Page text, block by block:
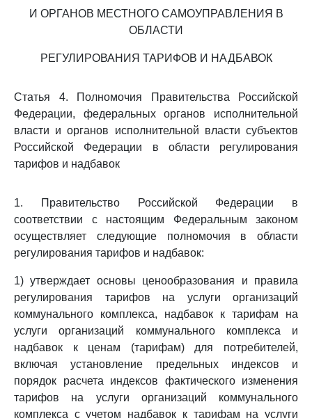
И ОРГАНОВ МЕСТНОГО САМОУПРАВЛЕНИЯ В
ОБЛАСТИ
РЕГУЛИРОВАНИЯ ТАРИФОВ И НАДБАВОК
Статья 4. Полномочия Правительства Российской
Федерации, федеральных органов исполнительной
власти и органов исполнительной власти субъектов
Российской Федерации в области регулирования
тарифов и надбавок
1. Правительство Российской Федерации в
соответствии с настоящим Федеральным законом
осуществляет следующие полномочия в области
регулирования тарифов и надбавок:
1) утверждает основы ценообразования и правила
регулирования тарифов на услуги организаций
коммунального комплекса, надбавок к тарифам на
услуги организаций коммунального комплекса и
надбавок к ценам (тарифам) для потребителей,
включая установление предельных индексов и
порядок расчета индексов фактического изменения
тарифов на услуги организаций коммунального
комплекса с учетом надбавок к тарифам на услуги